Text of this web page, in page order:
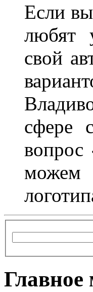
Если
любят
свой
сфере
вопрос
можем